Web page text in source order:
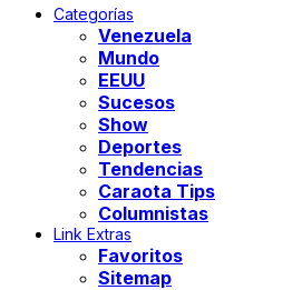
Categorías
Venezuela
Mundo
EEUU
Sucesos
Show
Deportes
Tendencias
Caraota Tips
Columnistas
Link Extras
Favoritos
Sitemap